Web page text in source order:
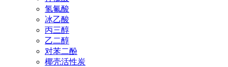
氢氟酸
冰乙酸
丙三醇
乙二醇
对苯二酚
椰壳活性炭